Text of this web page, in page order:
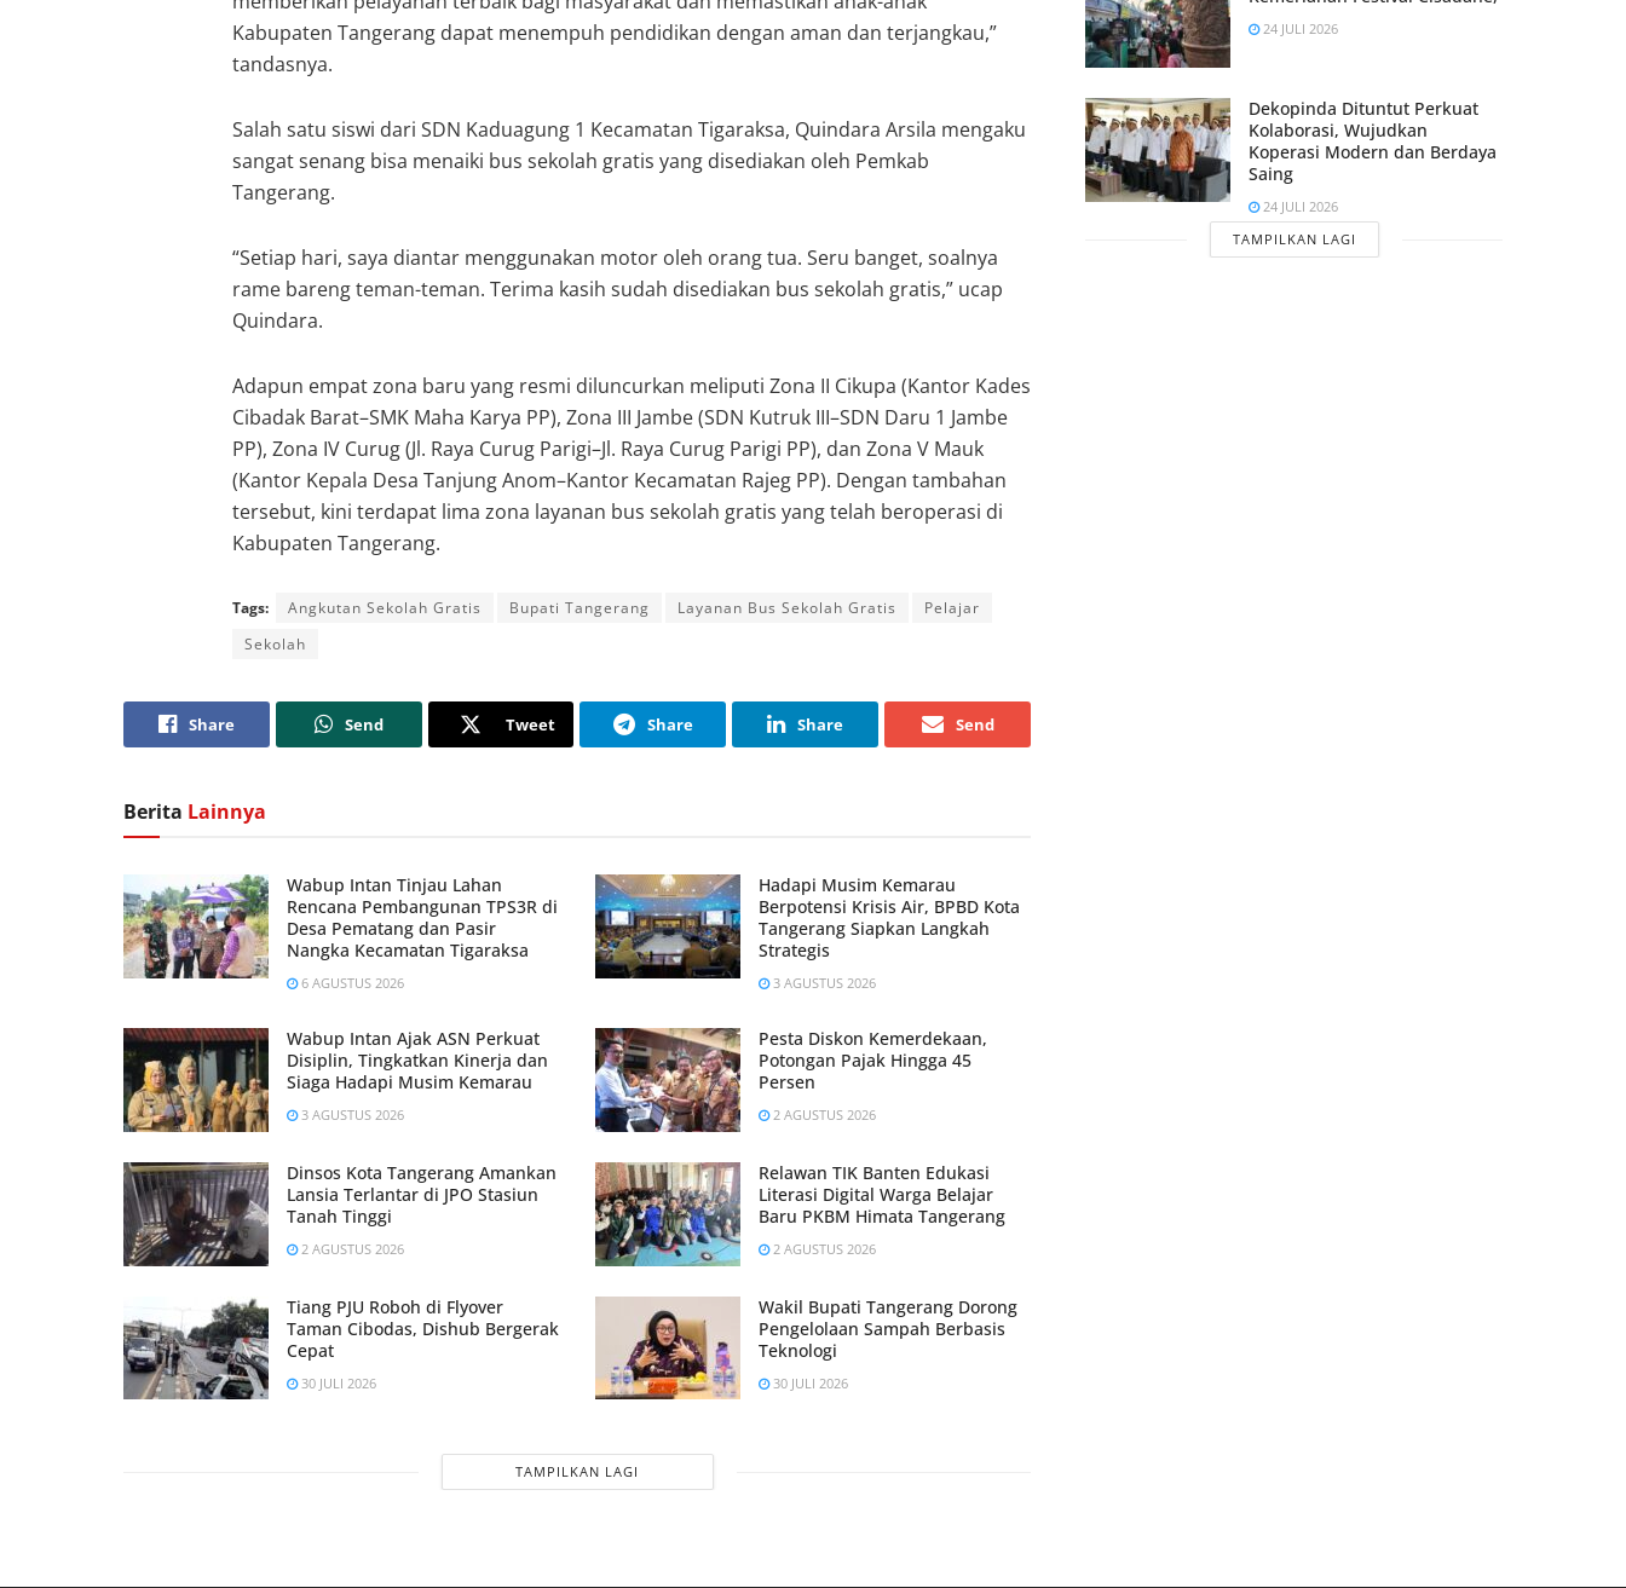
Kabupaten Tangerang dapat menempuh pendidikan dengan aman dan terjangkau,”
tandasnya.
Salah satu siswi dari SDN Kaduagung 1 Kecamatan Tigaraksa, Quindara Arsila mengaku
sangat senang bisa menaiki bus sekolah gratis yang disediakan oleh Pemkab
Tangerang.
“Setiap hari, saya diantar menggunakan motor oleh orang tua. Seru banget, soalnya
rame bareng teman-teman. Terima kasih sudah disediakan bus sekolah gratis,” ucap
Quindara.
Adapun empat zona baru yang resmi diluncurkan meliputi Zona II Cikupa (Kantor Kades
Cibadak Barat–SMK Maha Karya PP), Zona III Jambe (SDN Kutruk III–SDN Daru 1 Jambe
PP), Zona IV Curug (Jl. Raya Curug Parigi–Jl. Raya Curug Parigi PP), dan Zona V Mauk
(Kantor Kepala Desa Tanjung Anom–Kantor Kecamatan Rajeg PP). Dengan tambahan
tersebut, kini terdapat lima zona layanan bus sekolah gratis yang telah beroperasi di
Kabupaten Tangerang.
Tags: Angkutan Sekolah Gratis Bupati Tangerang Layanan Bus Sekolah Gratis
Pelajar
Sekolah
Share Send Tweet Share Share Send
Berita Lainnya
Wabup Intan Tinjau Lahan
Rencana Pembangunan TPS3R di
Desa Pematang dan Pasir
Nangka Kecamatan Tigaraksa
6 AGUSTUS 2026
Hadapi Musim Kemarau
Berpotensi Krisis Air, BPBD Kota
Tangerang Siapkan Langkah
Strategis
3 AGUSTUS 2026
Wabup Intan Ajak ASN Perkuat
Disiplin, Tingkatkan Kinerja dan
Siaga Hadapi Musim Kemarau
3 AGUSTUS 2026
Pesta Diskon Kemerdekaan,
Potongan Pajak Hingga 45
Persen
2 AGUSTUS 2026
Dinsos Kota Tangerang Amankan
Lansia Terlantar di JPO Stasiun
Tanah Tinggi
2 AGUSTUS 2026
Relawan TIK Banten Edukasi
Literasi Digital Warga Belajar
Baru PKBM Himata Tangerang
2 AGUSTUS 2026
Tiang PJU Roboh di Flyover
Taman Cibodas, Dishub Bergerak
Cepat
30 JULI 2026
Wakil Bupati Tangerang Dorong
Pengelolaan Sampah Berbasis
Teknologi
30 JULI 2026
TAMPILKAN LAGI
24 JULI 2026
Dekopinda Dituntut Perkuat
Kolaborasi, Wujudkan
Koperasi Modern dan Berdaya
Saing
24 JULI 2026
TAMPILKAN LAGI